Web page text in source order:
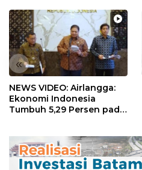
«
NEWS VIDEO: Airlangga:
Ekonomi Indonesia
Tumbuh 5,29 Persen pada